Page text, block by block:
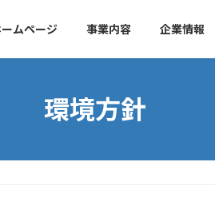
ムページ 事業内容 企業情報
環境方針